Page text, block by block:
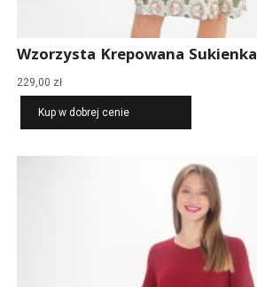
Wzorzysta Krepowana Sukienka
229,00 zł
Kup w dobrej cenie